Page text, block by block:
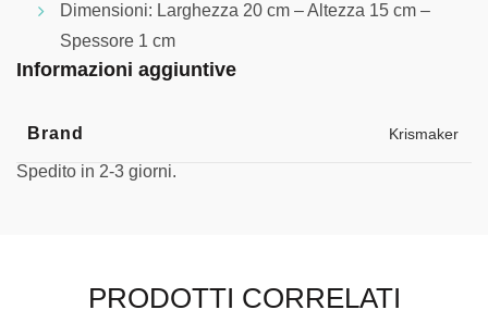
Dimensioni: Larghezza 20 cm – Altezza 15 cm –
Spessore 1 cm
Informazioni aggiuntive
Brand Krismaker
Spedito in 2-3 giorni.
PRODOTTI CORRELATI